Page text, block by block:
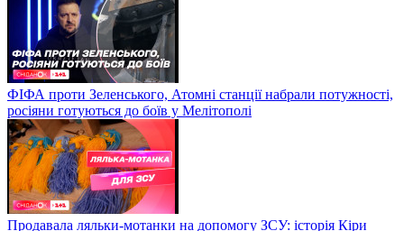
ФІФА проти Зеленського, Атомні станції набрали потужності,
росіяни готуються до боїв у Мелітополі
Продавала ляльки-мотанки на допомогу ЗСУ: історія Кіри